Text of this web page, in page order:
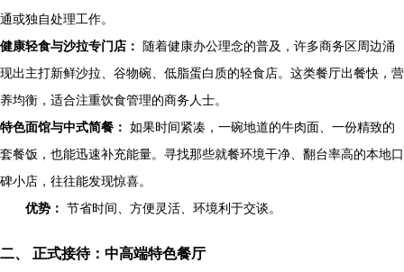
通或独自处理工作。
健康轻食与沙拉专门店：
随着健康办公理念的普及，许多商务区周边涌
现出主打新鲜沙拉、谷物碗、低脂蛋白质的轻食店。这类餐厅出餐快，营
养均衡，适合注重饮食管理的商务人士。
特色面馆与中式简餐： 如果时间紧凑，一碗地道的牛肉面、一份精致的
套餐饭，也能迅速补充能量。寻找那些就餐环境干净、翻台率高的本地口
碑小店，往往能发现惊喜。
优势： 节省时间、方便灵活、环境利于交谈。
二、 正式接待：中高端特色餐厅